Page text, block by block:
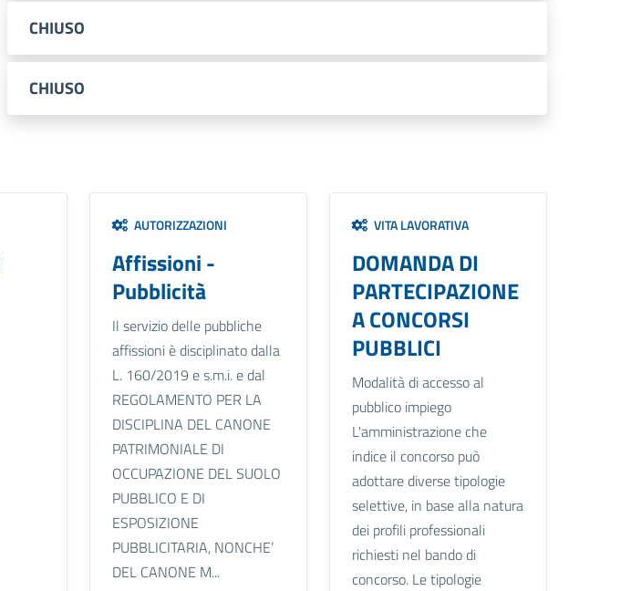
CHIUSO
CHIUSO
AUTORIZZAZIONI
Affissioni -
Pubblicità
Il servizio delle pubbliche
affissioni è disciplinato dalla
L. 160/2019 e s.m.i. e dal
REGOLAMENTO PER LA
DISCIPLINA DEL CANONE
PATRIMONIALE DI
OCCUPAZIONE DEL SUOLO
PUBBLICO E DI
ESPOSIZIONE
PUBBLICITARIA, NONCHE’
DEL CANONE M...
VITA LAVORATIVA
DOMANDA DI
PARTECIPAZIONE
A CONCORSI
PUBBLICI
Modalità di accesso al
pubblico impiego
L'amministrazione che
indice il concorso può
adottare diverse tipologie
selettive, in base alla natura
dei profili professionali
richiesti nel bando di
concorso. Le tipologie